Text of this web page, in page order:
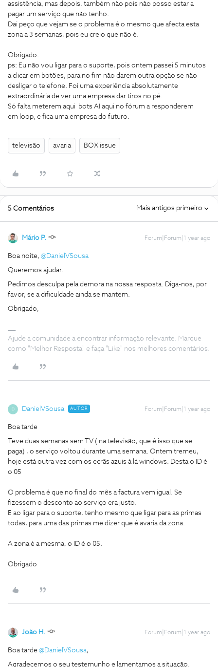
assistência, mas depois, também não pois não posso estar a
pagar um serviço que não tenho.
Dai peço que vejam se o problema é o mesmo que afecta esta
zona a 3 semanas, pois eu creio que não é.
Obrigado.
ps: Eu não vou ligar para o suporte, pois ontem passei 5 minutos
a clicar em botões, para no fim não darem outra opção se não
desligar o telefone. Foi uma experiência absolutamente
extraordinária de ver uma empresa dar tiros no pé.
Só falta meterem aqui bots AI aqui no fórum a responderem
em loop, e fica uma empresa do futuro.
televisão avaria BOX issue
5 Comentários Mais antigos primeiro
Mário P. Forum|Forum|1 year ago
Boa noite, ​ @DanielVSousa
Queremos ajudar.
Pedimos desculpa pela demora na nossa resposta. Diga-nos, por
favor, se a dificuldade ainda se mantem.
Obrigado,
Ajude a comunidade a encontrar informação relevante. Marque
como "Melhor Resposta" e faça "Like" nos melhores comentários.
D DanielVSousa AUTOR Forum|Forum|1 year ago
Boa tarde
Teve duas semanas sem TV ( na televisão, que é isso que se
paga) , o serviço voltou durante uma semana. Ontem tremeu,
hoje está outra vez com os ecrãs azuis á lá windows. Desta o ID é
o 05
O problema é que no final do mês a factura vem igual. Se
fizessem o desconto ao serviço era justo.
E ao ligar para o suporte, tenho mesmo que ligar para as primas
todas, para uma das primas me dizer que é avaria da zona.
A zona é a mesma, o ID é o 05.
Obrigado​​​​​​​
João H. Forum|Forum|1 year ago
Boa tarde ​ @DanielVSousa,
Agradecemos o seu testemunho e lamentamos a situação.